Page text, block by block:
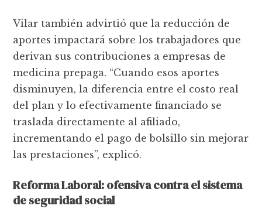
Vilar también advirtió que la reducción de
aportes impactará sobre los trabajadores que
derivan sus contribuciones a empresas de
medicina prepaga. “Cuando esos aportes
disminuyen, la diferencia entre el costo real
del plan y lo efectivamente financiado se
traslada directamente al afiliado,
incrementando el pago de bolsillo sin mejorar
las prestaciones”, explicó.
Reforma Laboral: ofensiva contra el sistema
de seguridad social